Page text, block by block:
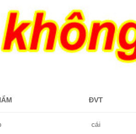
ĐVT
cái